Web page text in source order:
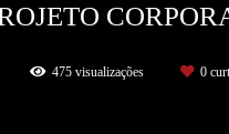
475 visualizações 0